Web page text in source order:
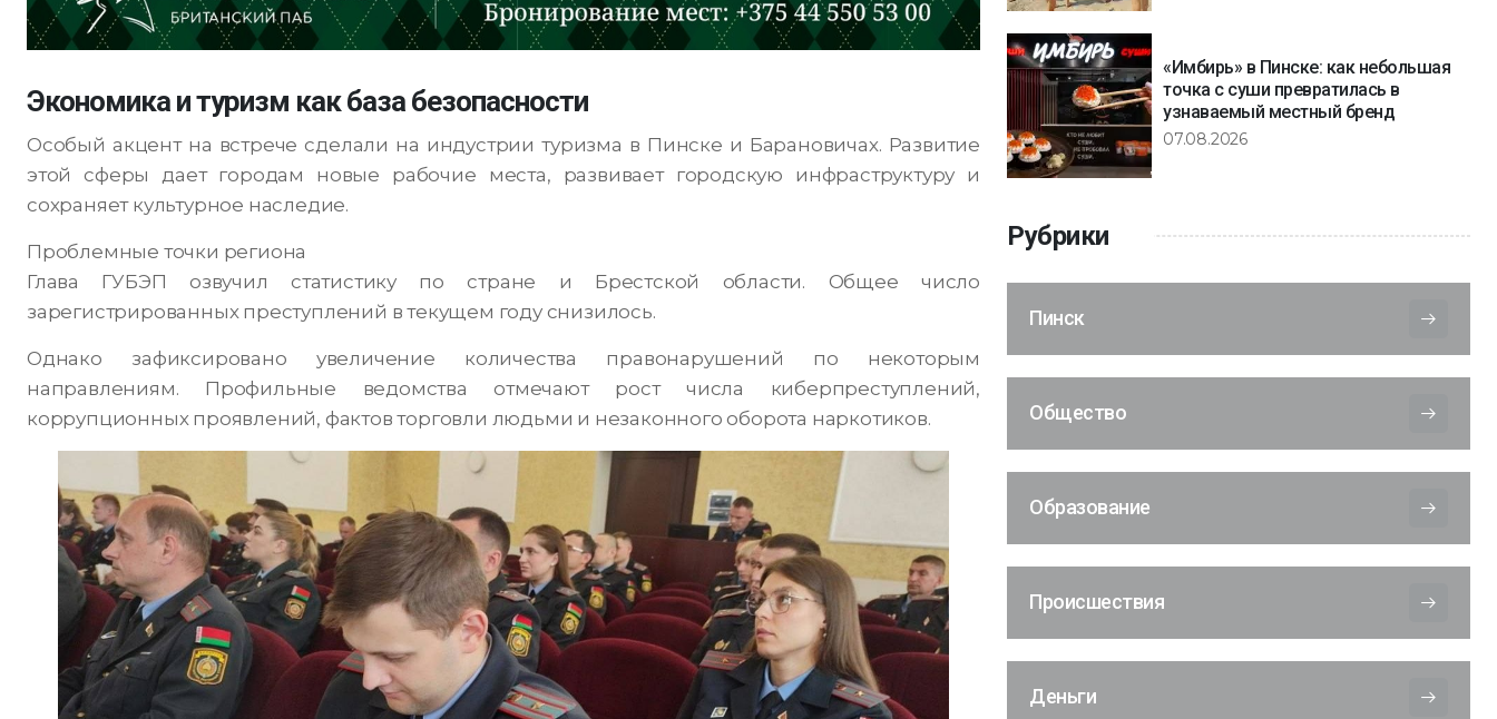
Экономика и туризм как база безопасности
Особый акцент на встрече сделали на индустрии туризма в Пинске и Барановичах. Развитие
этой сферы дает городам новые рабочие места, развивает городскую инфраструктуру и
сохраняет культурное наследие.
Проблемные точки региона
Глава ГУБЭП озвучил статистику по стране и Брестской области. Общее число
зарегистрированных преступлений в текущем году снизилось.
Однако зафиксировано увеличение количества правонарушений по некоторым
направлениям. Профильные ведомства отмечают рост числа киберпреступлений,
коррупционных проявлений, фактов торговли людьми и незаконного оборота наркотиков.
«Имбирь» в Пинске: как небольшая
точка с суши превратилась в
узнаваемый местный бренд
07.08.2026
Рубрики
Пинск
Общество
Образование
Происшествия
Деньги